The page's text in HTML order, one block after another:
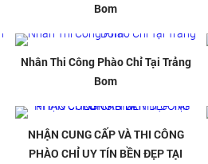
Bom
Nhân Thi Công Phào Chỉ Tại Trảng
Bom
NHẬN CUNG CẤP VÀ THI CÔNG
PHÀO CHỈ UY TÍN BỀN ĐẸP TẠI